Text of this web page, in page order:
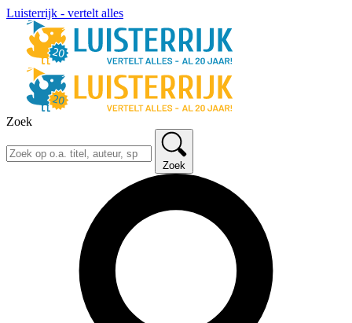
Luisterrijk - vertelt alles
Zoek
Zoek